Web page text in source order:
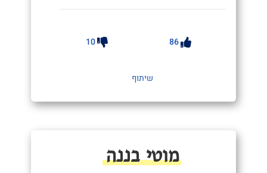
86
10
שיתוף
מוטי בננה